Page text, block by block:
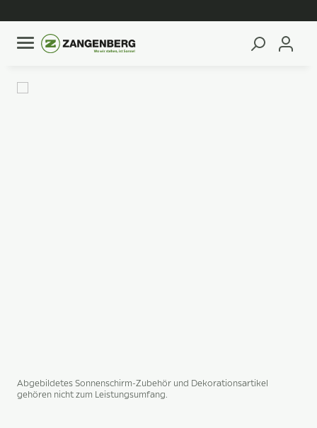
Abgebildetes Sonnenschirm-Zubehör und Dekorationsartikel
gehören nicht zum Leistungsumfang.